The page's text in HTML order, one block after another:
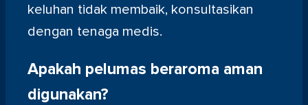
keluhan tidak membaik, konsultasikan
dengan tenaga medis.
Apakah pelumas beraroma aman
digunakan?